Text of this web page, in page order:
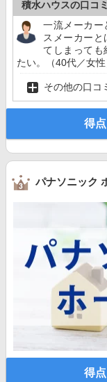
積水ハウスの口コ
一流メーカー
スメーカー
てしまっても
たい。（40代／女性
その他の口コ
得
パナソニック
得